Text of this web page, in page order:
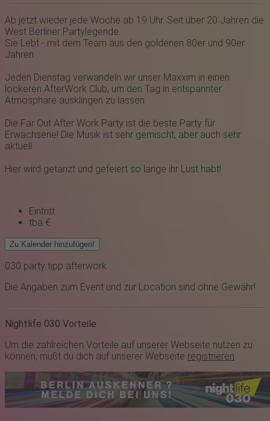
Ab jetzt wieder jede Woche ab 19 Uhr. Seit über 20 Jahren die
West Berliner Partylegende.
Sie Lebt - mit dem Team aus den goldenen 80er und 90er
Jahren.
Jeden Dienstag verwandeln wir unser M axxim in einen
lockeren AfterWork Club, um den Tag in entspannter
Atmosphäre ausklingen zu lassen.
Die Far Out After Work Party ist die beste Party für
Erwachsene! Die Musik ist sehr gemischt, aber auch sehr
aktuell.
Hier wird getanzt und gefeiert so lange ihr Lust habt!
Eintritt
tba €
Zu Kalender hinzufügen!
030 party tipp afterwork
Die Angaben zum Event und zur Location sind ohne Gewähr!
Nightlife 030 Vorteile
Um die zahlreichen Vorteile auf unserer Webseite nutzen zu
können, mußt du dich auf unserer Webseite registrieren.